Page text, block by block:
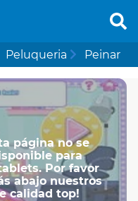
Peluqueria Peinar
página no se
para
Por favor
abajo nuestros
calidad top!